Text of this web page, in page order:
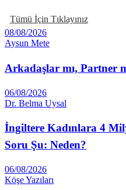
Tümü İçin Tıklayınız
08/08/2026
Aysun Mete
Arkadaşlar mı, Partner
06/08/2026
Dr. Belma Uysal
İngiltere Kadınlara 4
Soru Şu: Neden?
06/08/2026
Köşe Yazıları